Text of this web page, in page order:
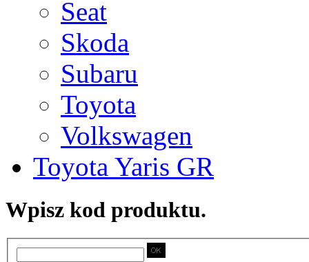
Seat
Skoda
Subaru
Toyota
Volkswagen
Toyota Yaris GR
Wpisz kod produktu.